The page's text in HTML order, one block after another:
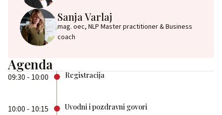
Sanja Varlaj
mag. oec, NLP Master practitioner & Business
coach
Agenda
09:30 - 10:00 Registracija
10:00 - 10:15 Uvodni i pozdravni govori